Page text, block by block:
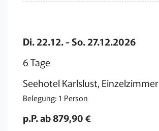
Di. 22.12. - So. 27.12.2026
6 Tage
Seehotel Karlslust, Einzelzimmer
Belegung: 1 Person
p.P. ab 879,90 €